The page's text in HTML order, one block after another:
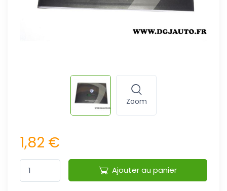
Zoom
1,82 €
Ajouter au panier